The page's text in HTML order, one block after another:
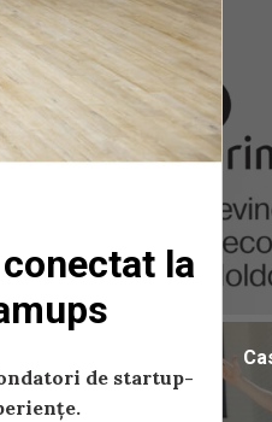
la
de startup-